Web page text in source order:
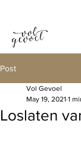
Post
Loslaten
Vol Gevoel
May 19, 2021 1